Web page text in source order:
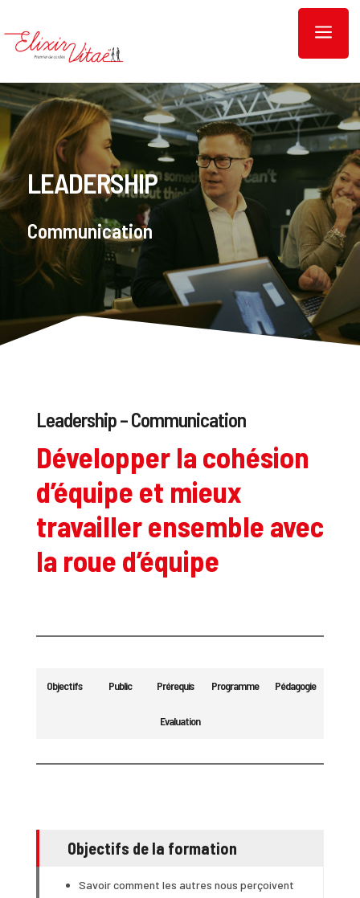
a
LEADERSHIP
Communication
Leadership – Communication
Développer la cohésion
d’équipe et mieux
travailler ensemble avec
la roue d’équipe
Objectifs Public Prérequis Programme Pédagogie
Evaluation
Objectifs de la formation
Savoir comment les autres nous perçoivent